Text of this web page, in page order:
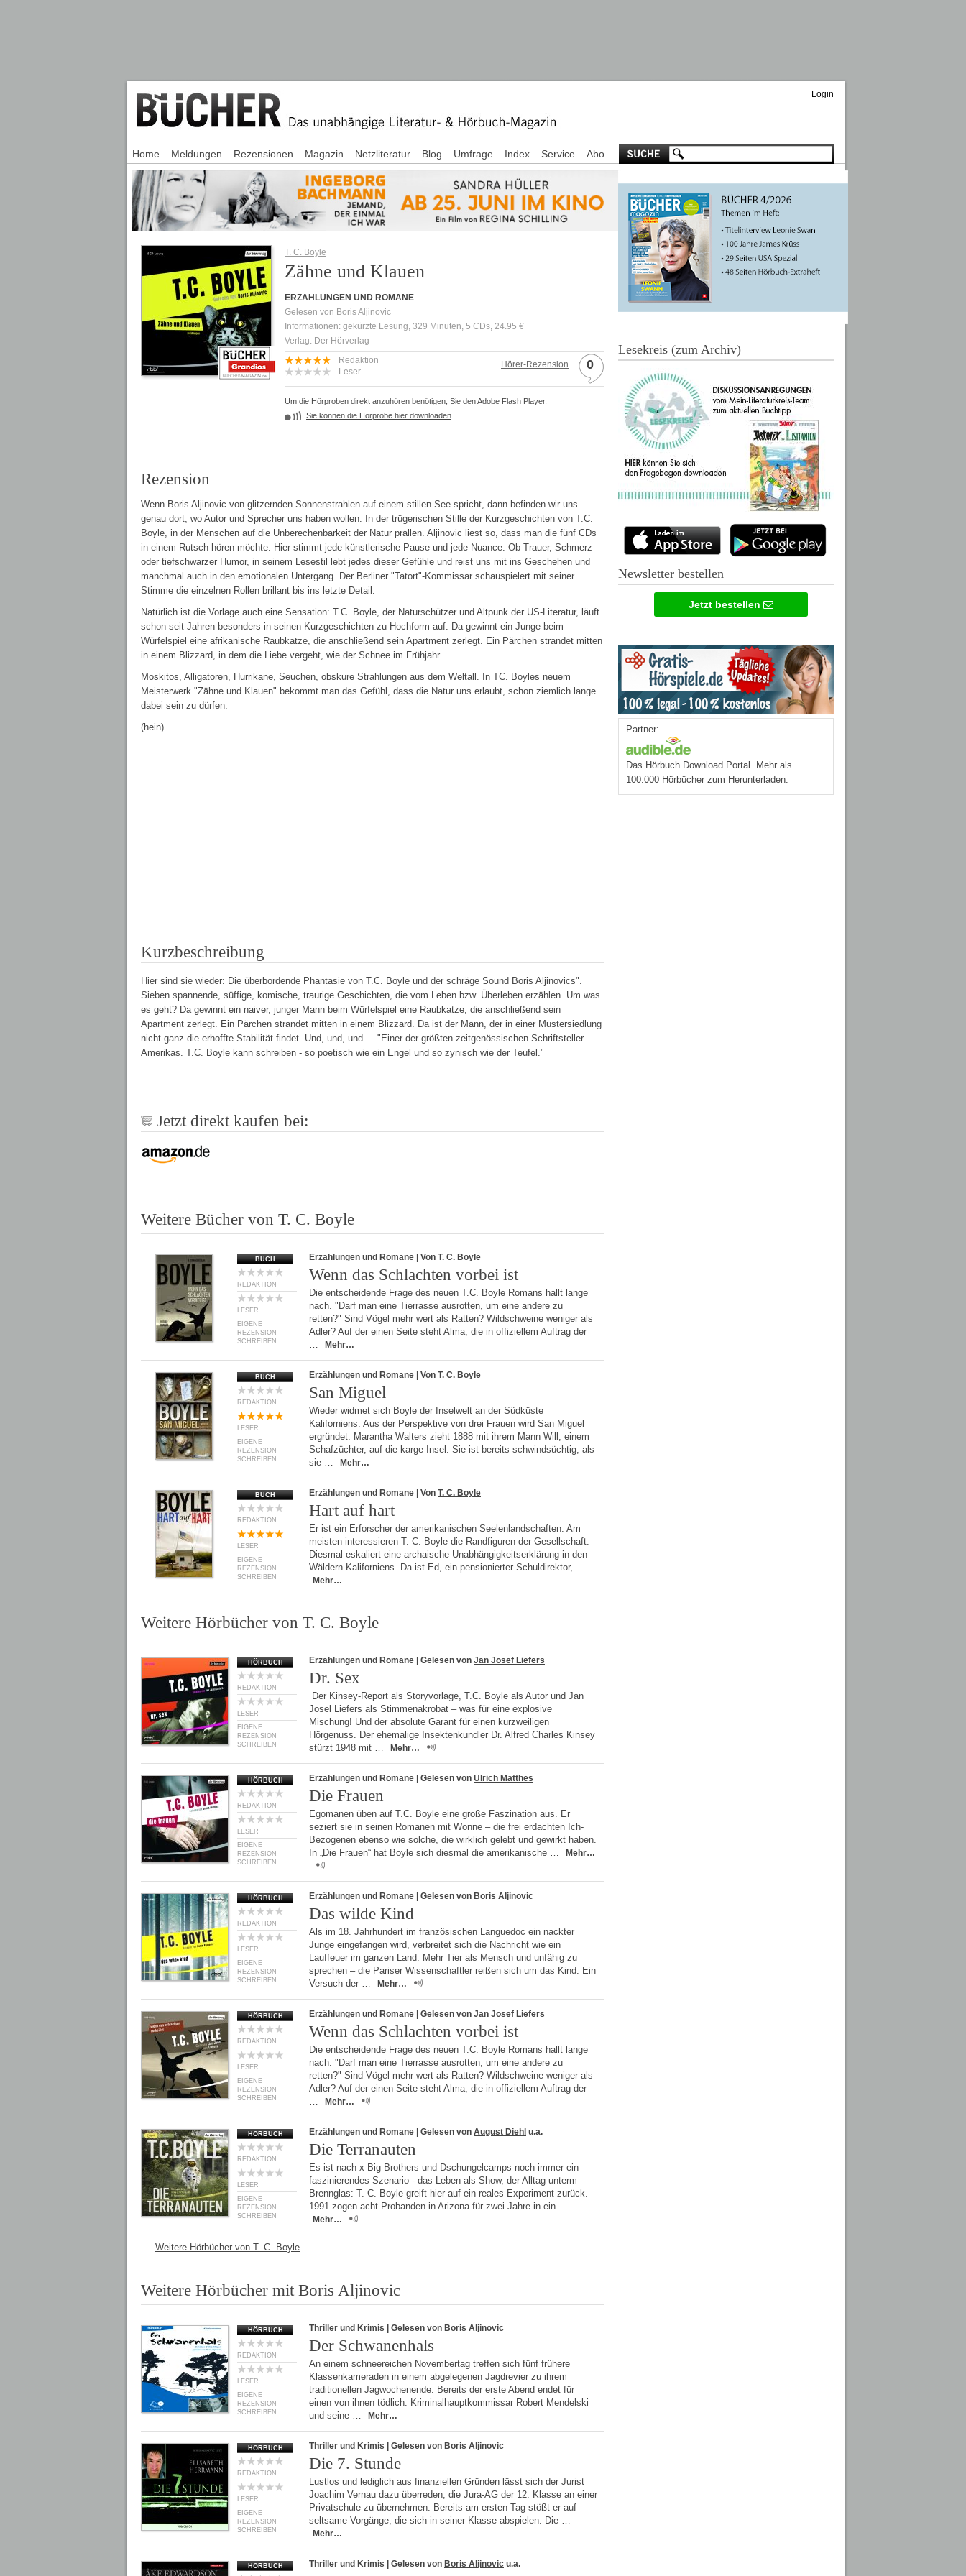
Login
T. C. Boyle
Zähne und Klauen
ERZÄHLUNGEN UND ROMANE
Gelesen von Boris Aljinovic
Informationen: gekürzte Lesung, 329 Minuten, 5 CDs, 24.95 €
Verlag: Der Hörverlag
Hörer-Rezension 0
Redaktion
Leser
Um die Hörproben direkt anzuhören benötigen, Sie denAdobe Flash Player.
Sie können die Hörprobe hier downloaden
Rezension
Wenn Boris Aljinovic von glitzernden Sonnenstrahlen auf einem stillen See spricht, dann befinden wir uns
genau dort, wo Autor und Sprecher uns haben wollen. In der trügerischen Stille der Kurzgeschichten von T.C.
Boyle, in der Menschen auf die Unberechenbarkeit der Natur prallen. Aljinovic liest so, dass man die fünf CDs
in einem Rutsch hören möchte. Hier stimmt jede künstlerische Pause und jede Nuance. Ob Trauer, Schmerz
oder tiefschwarzer Humor, in seinem Lesestil lebt jedes dieser Gefühle und reist uns mit ins Geschehen und
manchmal auch in den emotionalen Untergang. Der Berliner "Tatort"-Kommissar schauspielert mit seiner
Stimme die einzelnen Rollen brillant bis ins letzte Detail.
Natürlich ist die Vorlage auch eine Sensation: T.C. Boyle, der Naturschützer und Altpunk der US-Literatur, läuft
schon seit Jahren besonders in seinen Kurzgeschichten zu Hochform auf. Da gewinnt ein Junge beim
Würfelspiel eine afrikanische Raubkatze, die anschließend sein Apartment zerlegt. Ein Pärchen strandet mitten
in einem Blizzard, in dem die Liebe vergeht, wie der Schnee im Frühjahr.
Moskitos, Alligatoren, Hurrikane, Seuchen, obskure Strahlungen aus dem Weltall. In TC. Boyles neuem
Meisterwerk "Zähne und Klauen" bekommt man das Gefühl, dass die Natur uns erlaubt, schon ziemlich lange
dabei sein zu dürfen.
(hein)
Kurzbeschreibung
Hier sind sie wieder: Die überbordende Phantasie von T.C. Boyle und der schräge Sound Boris Aljinovics".
Sieben spannende, süffige, komische, traurige Geschichten, die vom Leben bzw. Überleben erzählen. Um was
es geht? Da gewinnt ein naiver, junger Mann beim Würfelspiel eine Raubkatze, die anschließend sein
Apartment zerlegt. Ein Pärchen strandet mitten in einem Blizzard. Da ist der Mann, der in einer Mustersiedlung
nicht ganz die erhoffte Stabilität findet. Und, und, und ... "Einer der größten zeitgenössischen Schriftsteller
Amerikas. T.C. Boyle kann schreiben - so poetisch wie ein Engel und so zynisch wie der Teufel."
Jetzt direkt kaufen bei:
Weitere Bücher von T. C. Boyle
BUCH
REDAKTION
LESER
EIGENE
REZENSION
SCHREIBEN
Erzählungen und Romane | Von T. C. Boyle
Wenn das Schlachten vorbei ist
Die entscheidende Frage des neuen T.C. Boyle Romans hallt lange
nach. "Darf man eine Tierrasse ausrotten, um eine andere zu
retten?" Sind Vögel mehr wert als Ratten? Wildschweine weniger als
Adler? Auf der einen Seite steht Alma, die in offiziellem Auftrag der
…
Mehr…
BUCH
REDAKTION
LESER
EIGENE
REZENSION
SCHREIBEN
Erzählungen und Romane | Von T. C. Boyle
San Miguel
Wieder widmet sich Boyle der Inselwelt an der Südküste
Kaliforniens. Aus der Perspektive von drei Frauen wird San Miguel
ergründet. Marantha Walters zieht 1888 mit ihrem Mann Will, einem
Schafzüchter, auf die karge Insel. Sie ist bereits schwindsüchtig, als
sie …
Mehr…
BUCH
REDAKTION
LESER
EIGENE
REZENSION
SCHREIBEN
Erzählungen und Romane | Von T. C. Boyle
Hart auf hart
Er ist ein Erforscher der amerikanischen Seelenlandschaften. Am
meisten interessieren T. C. Boyle die Randfiguren der Gesellschaft.
Diesmal eskaliert eine archaische Unabhängigkeitserklärung in den
Wäldern Kaliforniens. Da ist Ed, ein pensionierter Schuldirektor, …
Mehr…
Weitere Hörbücher von T. C. Boyle
HÖRBUCH
REDAKTION
LESER
EIGENE
REZENSION
SCHREIBEN
Erzählungen und Romane | Gelesen von Jan Josef Liefers
Dr. Sex
Der Kinsey-Report als Storyvorlage, T.C. Boyle als Autor und Jan
Josel Liefers als Stimmenakrobat – was für eine explosive
Mischung! Und der absolute Garant für einen kurzweiligen
Hörgenuss. Der ehemalige Insektenkundler Dr. Alfred Charles Kinsey
stürzt 1948 mit …
Mehr…
HÖRBUCH
REDAKTION
LESER
EIGENE
REZENSION
SCHREIBEN
Erzählungen und Romane | Gelesen von Ulrich Matthes
Die Frauen
Egomanen üben auf T.C. Boyle eine große Faszination aus. Er
seziert sie in seinen Romanen mit Wonne – die frei erdachten Ich-
Bezogenen ebenso wie solche, die wirklich gelebt und gewirkt haben.
In „Die Frauen“ hat Boyle sich diesmal die amerikanische …
Mehr…
HÖRBUCH
REDAKTION
LESER
EIGENE
REZENSION
SCHREIBEN
Erzählungen und Romane | Gelesen von Boris Aljinovic
Das wilde Kind
Als im 18. Jahrhundert im französischen Languedoc ein nackter
Junge eingefangen wird, verbreitet sich die Nachricht wie ein
Lauffeuer im ganzen Land. Mehr Tier als Mensch und unfähig zu
sprechen – die Pariser Wissenschaftler reißen sich um das Kind. Ein
Versuch der …
Mehr…
HÖRBUCH
REDAKTION
LESER
EIGENE
REZENSION
SCHREIBEN
Erzählungen und Romane | Gelesen von Jan Josef Liefers
Wenn das Schlachten vorbei ist
Die entscheidende Frage des neuen T.C. Boyle Romans hallt lange
nach. "Darf man eine Tierrasse ausrotten, um eine andere zu
retten?" Sind Vögel mehr wert als Ratten? Wildschweine weniger als
Adler? Auf der einen Seite steht Alma, die in offiziellem Auftrag der
…
Mehr…
HÖRBUCH
REDAKTION
LESER
EIGENE
REZENSION
SCHREIBEN
Erzählungen und Romane | Gelesen von August Diehl u.a.
Die Terranauten
Es ist nach x Big Brothers und Dschungelcamps noch immer ein
faszinierendes Szenario - das Leben als Show, der Alltag unterm
Brennglas: T. C. Boyle greift hier auf ein reales Experiment zurück.
1991 zogen acht Probanden in Arizona für zwei Jahre in ein …
Mehr…
Weitere Hörbücher von T. C. Boyle
Weitere Hörbücher mit Boris Aljinovic
HÖRBUCH
REDAKTION
LESER
EIGENE
REZENSION
SCHREIBEN
Thriller und Krimis | Gelesen von Boris Aljinovic
Der Schwanenhals
An einem schneereichen Novembertag treffen sich fünf frühere
Klassenkameraden in einem abgelegenen Jagdrevier zu ihrem
traditionellen Jagwochenende. Bereits der erste Abend endet für
einen von ihnen tödlich. Kriminalhauptkommissar Robert Mendelski
und seine …
Mehr…
HÖRBUCH
REDAKTION
LESER
EIGENE
REZENSION
SCHREIBEN
Thriller und Krimis | Gelesen von Boris Aljinovic
Die 7. Stunde
Lustlos und lediglich aus finanziellen Gründen lässt sich der Jurist
Joachim Vernau dazu überreden, die Jura-AG der 12. Klasse an einer
Privatschule zu übernehmen. Bereits am ersten Tag stößt er auf
seltsame Vorgänge, die sich in seiner Klasse abspielen. Die …
Mehr…
HÖRBUCH Thriller und Krimis | Gelesen von Boris Aljinovic u.a.
Home Meldungen Rezensionen Magazin Netzliteratur Blog Umfrage Index Service Abo
Lesekreis (zum Archiv)
Newsletter bestellen
Jetzt bestellen
Partner:
Das Hörbuch Download Portal. Mehr als
100.000 Hörbücher zum Herunterladen.